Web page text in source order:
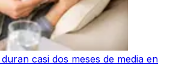
casi dos meses de media en